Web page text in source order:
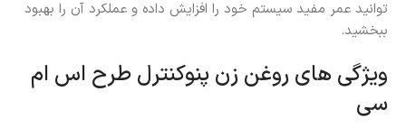
توانید عمر مفید سیستم خود را افزایش داده و عملکرد آن را بهبود
ببخشید.
ویژگی های روغن زن پنوکنترل طرح اس ام
سی